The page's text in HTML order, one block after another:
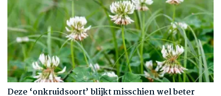
Deze ‘onkruidsoort’ blijkt misschien wel beter